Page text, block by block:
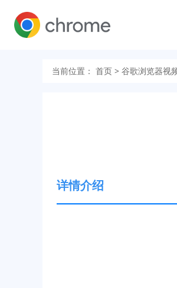
当前位置： 首页 > 谷歌浏览器视
详情介绍